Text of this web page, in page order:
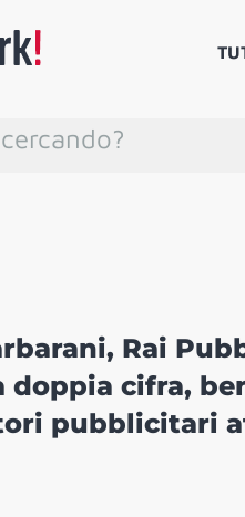
Rai
doppia cifra,
pubblicitari